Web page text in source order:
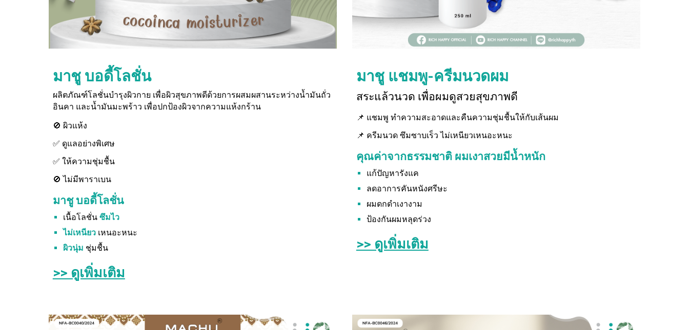
มาชู บอดี้โลชั่น
ผลิตภัณฑ์โลชั่นบำรุงผิวกาย เพื่อผิวสุขภาพดีด้วยการผสมผสานระหว่างน้ำมันถั่ว
อินคา และน้ำมันมะพร้าว เพื่อปกป้องผิวจากความแห้งกร้าน
🚫 ผิวแห้ง
✅ ดูแลอย่างพิเศษ
✅ ให้ความชุ่มชื้น
🚫 ไม่มีพาราเบน
มาชู บอดี้โลชั่น
เนื้อโลชั่น ซึมไว
ไม่เหนียวเหนอะหนะ
ผิวนุ่ม ชุ่มชื้น
>> ดูเพิ่มเติม
มาชู แชมพู-ครีมนวดผม
สระแล้วนวด เพื่อผมดูสวยสุขภาพดี
📌 แชมพู ทำความสะอาดและคืนความชุ่มชื้นให้กับเส้นผม
📌 ครีมนวด ซึมซาบเร็ว ไม่เหนียวเหนอะหนะ
คุณค่าจากธรรมชาติ ผมเงาสวยมีน้ำหนัก
แก้ปัญหารังแค
ลดอาการคันหนังศรีษะ
ผมดกดำเงางาม
ป้องกันผมหลุดร่วง
>> ดูเพิ่มเติม